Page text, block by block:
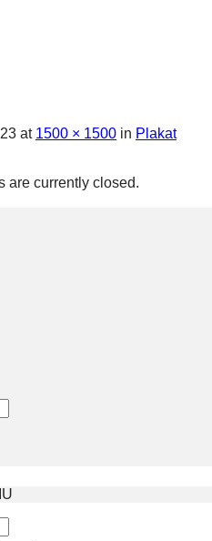
at 1500 × 1500 in Plakat
are currently closed.